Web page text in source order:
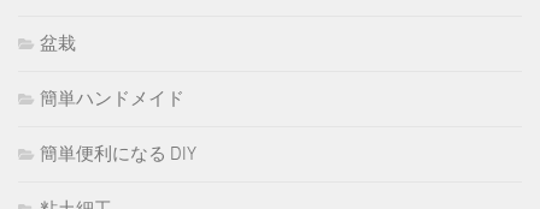
盆栽
簡単ハンドメイド
簡単便利になる DIY